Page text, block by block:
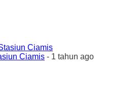
Ciamis - 1 tahun ago